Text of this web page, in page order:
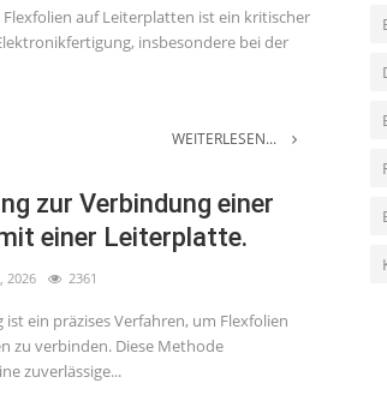
auf Leiterplatten ist ein kritischer
insbesondere bei der
WEITERLESEN...
zur Verbindung einer
einer Leiterplatte.
2026 2361
ist ein präzises Verfahren, um Flexfolien
zu verbinden. Diese Methode
zuverlässige...